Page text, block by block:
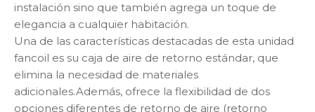
instalación sino que también agrega un toque de
elegancia a cualquier habitación.
Una de las características destacadas de esta unidad
fancoil es su caja de aire de retorno estándar, que
elimina la necesidad de materiales
adicionales.Además, ofrece la flexibilidad de dos
opciones diferentes de retorno de aire (retorno